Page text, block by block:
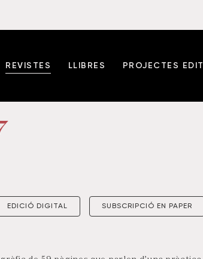
REVISTES LLIBRES PROJECTES
EDICIÓ DIGITAL SUBSCRIPCIÓ EN PAPER